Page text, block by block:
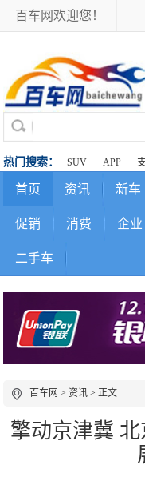
百车网欢迎您！
热门搜索： SUV APP
首页 资讯 新车
促销 消费 企业
二手车
百车网 >资讯 > 正文
擎动京津冀